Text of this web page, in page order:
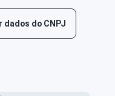
do CNPJ